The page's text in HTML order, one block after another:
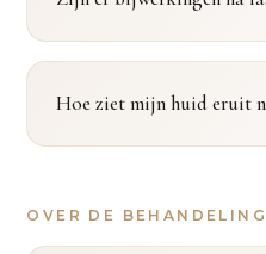
Hoe ziet mijn huid eruit
OVER DE BEHANDELING